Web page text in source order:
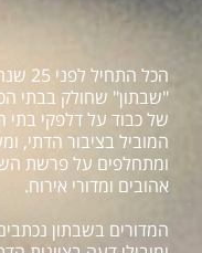
הכל
"שבתון" שחולק בבתי
של כבוד על דלפקי בתי
המוביל בציבור הדתי,
ומתחלפים על פרשת
אהובים ומדורי אירוח.
המדורים בשבתון